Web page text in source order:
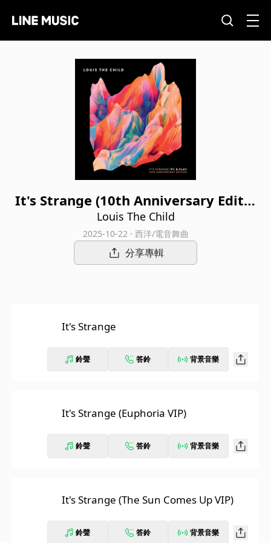
It's Strange (10th Anniversary Editio
n)
Louis The Child
2025-10-22 · 西洋/電音舞曲
分享專輯
It's Strange
鈴聲 答鈴 背景音樂
It's Strange (Euphoria VIP)
鈴聲 答鈴 背景音樂
It's Strange (The Sun Comes Up VIP)
鈴聲 答鈴 背景音樂